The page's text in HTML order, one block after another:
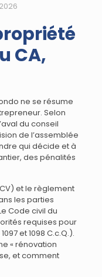
CA,
ne se résume
Selon
du conseil
de l’assemblée
qui décide et à
des pénalités
et le règlement
les parties
Code civil du
requises pour
et 1098 C.c.Q.).
« rénovation
et comment